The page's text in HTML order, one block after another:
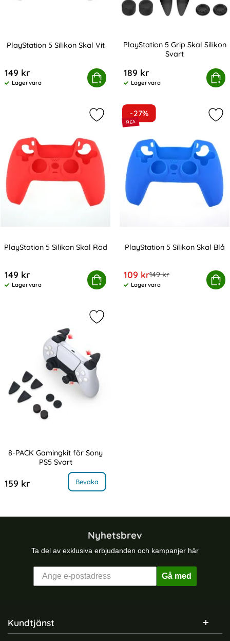
PlayStation 5 Silikon Skal Vit
149 kr
Tillgänglighet:
Lagervara
Köp
PlayStation 5 Silikon Skal Vit
PlayStation 5 Grip Skal Silikon
Svart
189 kr
Tillgänglighet:
Lagervara
Köp
PlayStation 5 Grip
PlayStation 5 Silikon Skal Röd
149 kr
Tillgänglighet:
Lagervara
Köp
PlayStation 5 Silikon Skal Röd
Markera playStation 5 Silikon Skal
-27%
PlayStation 5 Silikon Skal Blå
rea pris
109 krtidigare pris
149 kr
Tillgänglighet:
Lagervara
Köp
PlayStation 5
8-PACK Gamingkit för Sony
PS5 Svart
159 kr Bevaka
, 8-PACK Gamingkit för Sony PS5 Svart
Markera 8-PACK Gamingkit för
Nyhetsbrev
Ta del av exklusiva erbjudanden och kampanjer här
Gå med
Sidfot Blandad info och länkar
Kundtjänst